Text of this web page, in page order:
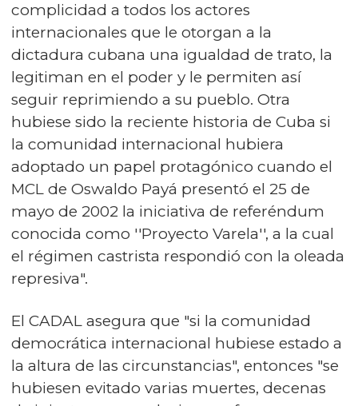
complicidad a todos los actores
internacionales que le otorgan a la
dictadura cubana una igualdad de trato, la
legitiman en el poder y le permiten así
seguir reprimiendo a su pueblo. Otra
hubiese sido la reciente historia de Cuba si
la comunidad internacional hubiera
adoptado un papel protagónico cuando el
MCL de Oswaldo Payá presentó el 25 de
mayo de 2002 la iniciativa de referéndum
conocida como ''Proyecto Varela'', a la cual
el régimen castrista respondió con la oleada
represiva".
El CADAL asegura que "si la comunidad
democrática internacional hubiese estado a
la altura de las circunstancias", entonces "se
hubiesen evitado varias muertes, decenas